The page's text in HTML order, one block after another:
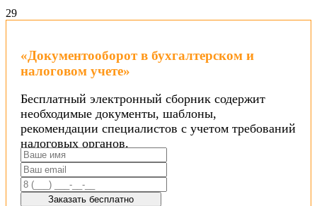
29
«Документооборот в бухгалтерском и
налоговом учете»
Бесплатный электронный сборник содержит
необходимые документы, шаблоны,
рекомендации специалистов с учетом требований
налоговых органов.
Заказать бесплатно